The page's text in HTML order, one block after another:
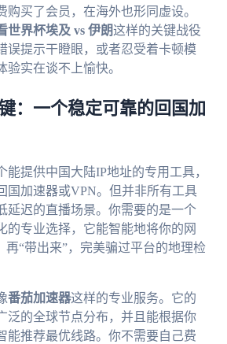
购买了会员，在海外也形同虚设。
世界杯埃及 vs 伊朗这样的关键战役
误提示干瞪眼，或者忍受着卡顿模
实在谈不上愉快。
：一个稳定可靠的回国加
能提供中国大陆IP地址的专用工具，
国加速器或VPN。但并非所有工具
延迟的直播场景。你需要的是一个
的专业选择，它能智能地将你的网
再“带出来”，完美骗过平台的地理检
番茄加速器这样的专业服务。它的
泛的全球节点分布，并且能根据你
能推荐最优线路。你不需要自己费